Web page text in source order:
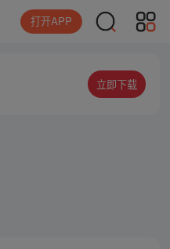
打开APP
立即下载